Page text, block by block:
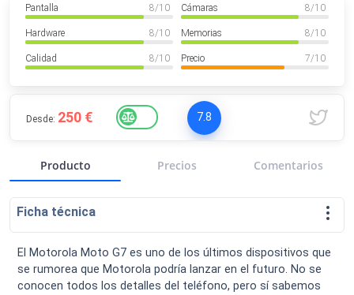
Luchinen
Uruguay
Hola me gustaría saber Si el celula...
VER MÁS
Pantalla 8/ 10 Cámaras 8/ 10
Hardware 8/ 10 Memorias 8/ 10
Calidad 8/ 10 Precio 7/ 10
Desde: 250 € 7.8
Producto Precios Comentarios
Ficha técnica
El Motorola Moto G7 es uno de los últimos dispositivos que
se rumorea que Motorola podría lanzar en el futuro. No se
conocen todos los detalles del teléfono, pero sí sabemos
Descargas Comparativas
Operadores Eventos Comparador